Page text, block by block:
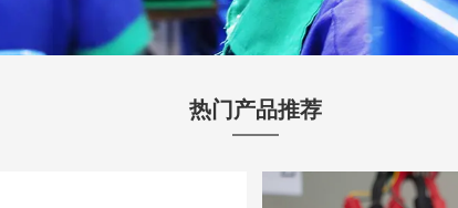
热门产品推荐